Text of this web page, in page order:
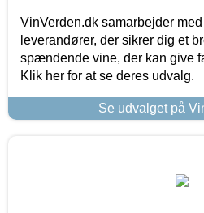
VinVerden.dk samarbejder
leverandører, der sikrer dig et
spændende vine, der kan give
Klik her for at se deres udvalg.
Se udvalget på